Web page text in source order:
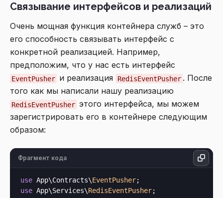
Связывание интерфейсов и реализаций
Очень мощная функция контейнера служб – это
его способность связывать интерфейс с
конкретной реализацией. Например,
предположим, что у нас есть интерфейс
EventPusher и реализация RedisEventPusher . После
того как мы написали нашу реализацию
RedisEventPusher этого интерфейса, мы можем
зарегистрировать его в контейнере следующим
образом:
Фрагмент кода
use App\Contracts\EventPusher
use App\Services\RedisEventPusher;